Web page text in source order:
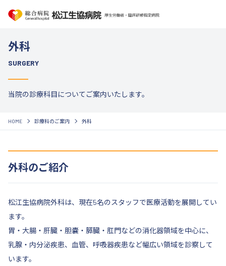
外科
SURGERY
当院の診療科目についてご案内いたします。
HOME 診療科のご案内 外科
外科のご紹介
松江生協病院外科は、現在5名のスタッフで医療活動を展開してい
ます。
胃・大腸・肝臓・胆嚢・膵臓・肛門などの消化器領域を中心に、
乳腺・内分泌疾患、血管、呼吸器疾患など幅広い領域を診察して
います。